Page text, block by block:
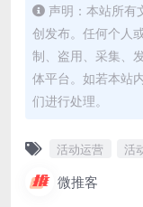
声明：本站所有
创发布。任何个人
制、盗用、采集、
体平台。如若本站
们进行处理。
活动运营 活
微推客